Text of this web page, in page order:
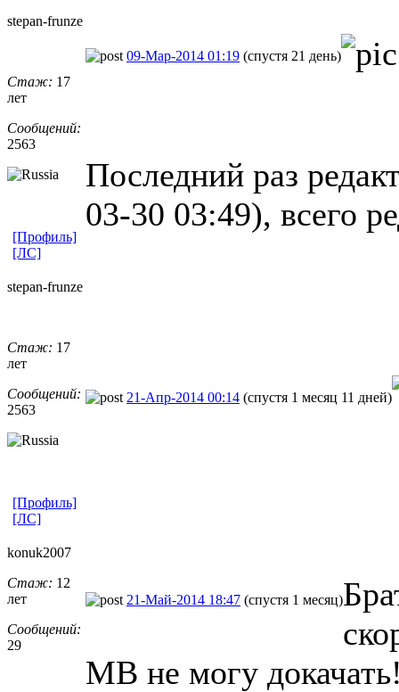
stepan-frunz​e
Стаж: 17
лет
Сообщений:
2563
09-Мар-2014 01:19 (спустя 21 день)
Последний раз
03-30 03:49), всего
[Профиль]
[ЛС]
stepan-frunz​e
Стаж: 17
лет
Сообщений:
2563
21-Апр-2014 00:14 (спустя 1 месяц 11 дней)
[Профиль]
[ЛС]
konuk2007
Стаж: 12
лет
Сообщений:
29
21-Май-2014 18:47 (спустя 1 месяц)
МВ не могу